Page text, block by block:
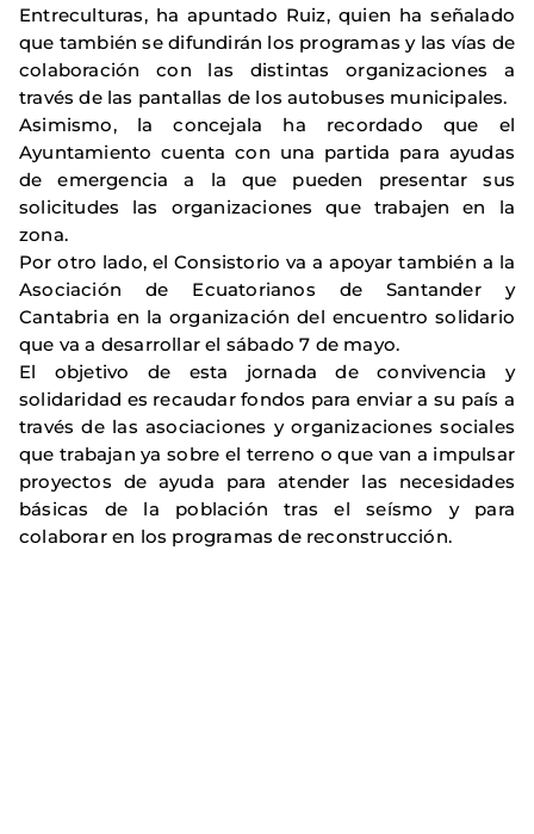
Entreculturas, ha apuntado Ruiz, quien ha señalado
que también se difundirán los programas y las vías de
colaboración con las distintas organizaciones a
través de las pantallas de los autobuses municipales.
Asimismo, la concejala ha recordado que el
Ayuntamiento cuenta con una partida para ayudas
de emergencia a la que pueden presentar sus
solicitudes las organizaciones que trabajen en la
zona.
Por otro lado, el Consistorio va a apoyar también a la
Asociación de Ecuatorianos de Santander y
Cantabria en la organización del encuentro solidario
que va a desarrollar el sábado 7 de mayo.
El objetivo de esta jornada de convivencia y
solidaridad es recaudar fondos para enviar a su país a
través de las asociaciones y organizaciones sociales
que trabajan ya sobre el terreno o que van a impulsar
proyectos de ayuda para atender las necesidades
básicas de la población tras el seísmo y para
colaborar en los programas de reconstrucción.